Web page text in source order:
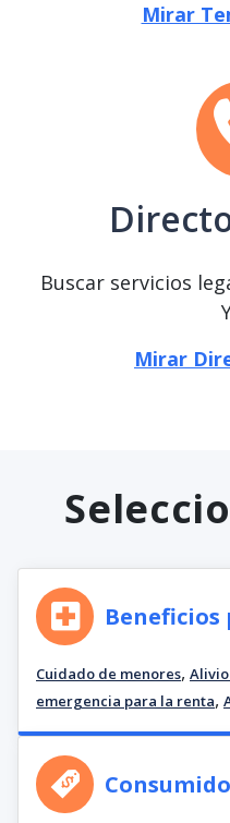
Mirar
Buscar servicios
Mirar
Beneficios
Cuidado de menores,
emergencia para la renta,